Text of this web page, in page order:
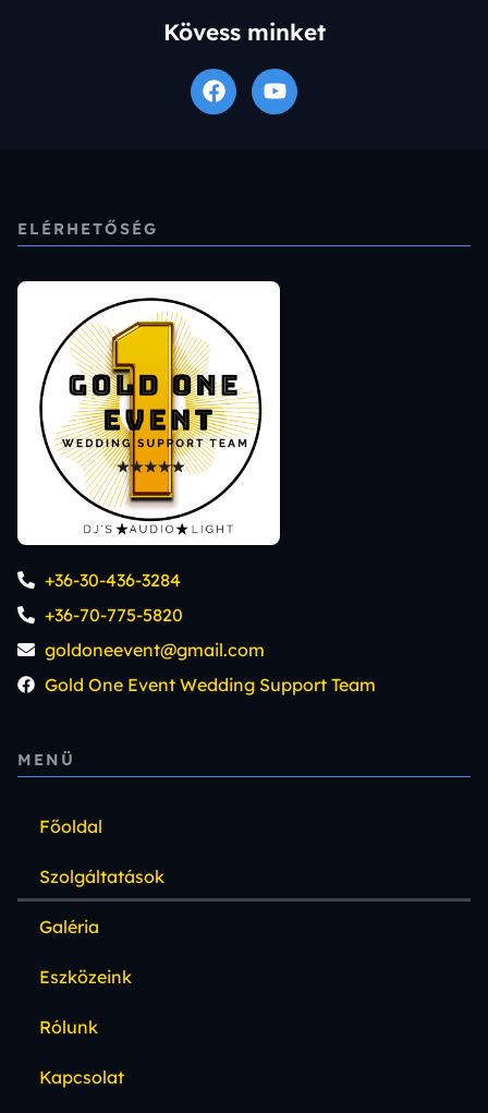
Kövess minket
ELÉRHETŐSÉG
+36-30-436-3284
+36-70-775-5820
goldoneevent@gmail.com
Gold One Event Wedding Support Team
MENÜ
Főoldal
Szolgáltatások
Galéria
Eszközeink
Rólunk
Kapcsolat